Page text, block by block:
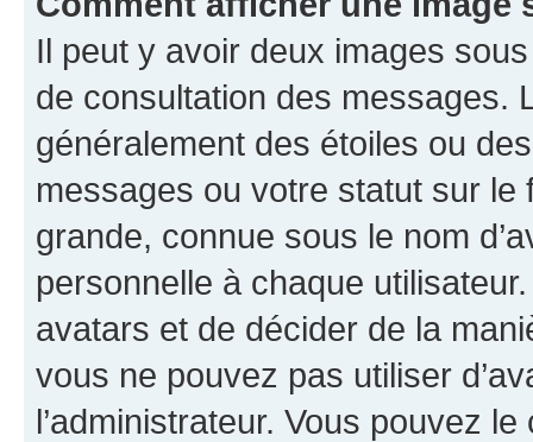
Il peut y avoir deux images
de consultation des messages.
généralement des étoiles ou
messages ou votre statut sur
grande, connue sous le nom
personnelle à chaque utilisateur.
avatars et de décider de la
vous ne pouvez pas utiliser
l’administrateur. Vous pouvez